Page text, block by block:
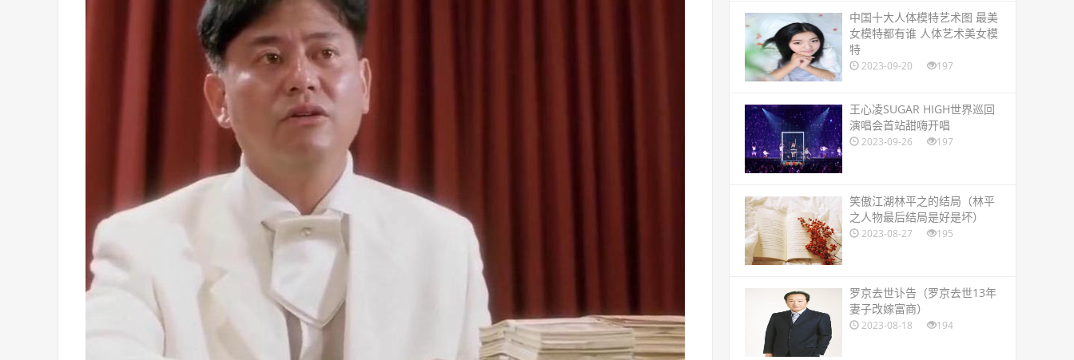
​中国十大人体模特艺术图 最美
女模特都有谁 人体艺术美女模
特
2023-09-20 197
​王心凌SUGAR HIGH世界巡回
演唱会首站甜嗨开唱
2023-09-26 197
​笑傲江湖林平之的结局（林平
之人物最后结局是好是坏）
2023-08-27 195
​罗京去世讣告（罗京去世13年
妻子改嫁富商）
2023-08-18 194